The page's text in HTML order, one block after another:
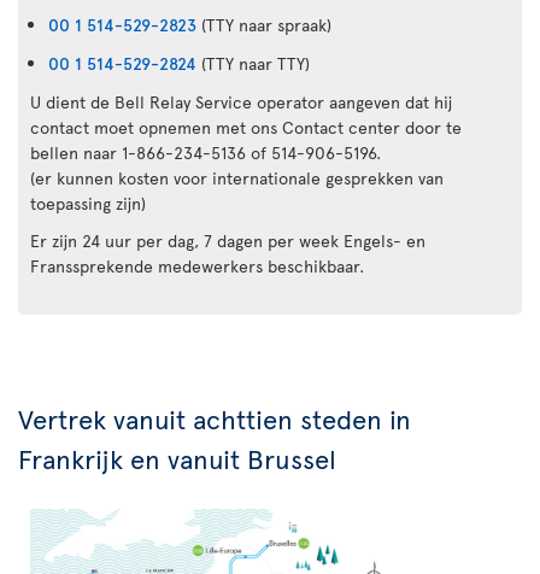
00 1 514-529-2823 (TTY naar spraak)
00 1 514-529-2824 (TTY naar TTY)
U dient de Bell Relay Service operator aangeven dat hij
contact moet opnemen met ons Contact center door te
bellen naar 1-866-234-5136 of 514-906-5196.
(er kunnen kosten voor internationale gesprekken van
toepassing zijn)
Er zijn 24 uur per dag, 7 dagen per week Engels- en
Franssprekende medewerkers beschikbaar.
Vertrek vanuit achttien steden in
Frankrijk en vanuit Brussel